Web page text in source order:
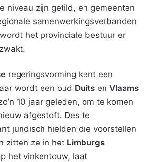
niveau zijn getild, en gemeenten
samenwerkingsverbanden
het provinciale bestuur er
regeringsvorming kent een
wordt een oud Duits en Vlaams
10 jaar geleden, om te komen
afgestoft. Des te
juridisch hielden die voorstellen
zitten ze in het Limburgs
het vinkentouw, laat